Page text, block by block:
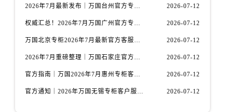
天津市和平区赤峰道136号天津国际金融中心26层2603室万国售后服务中心（需提前预约）
2026年7月最新发布｜万国台州官方专柜客户服务热线与专柜信息攻略 2026-07-12
权威汇总！2026年7月万国广州官方专柜客户服务电话及门店名录 2026-07-12
万国北京专柜2026年7月最新官方客服热线｜门店信息及服务攻略发布 2026-07-12
2026年7月重磅整理｜万国石家庄官方专柜服务电话&客户服务中心公告 2026-07-12
官方指南｜万国2026年7月惠州专柜客户服务热线与门店信息全攻略 2026-07-12
官方通知｜2026年万国无锡专柜客户服务热线全新升级（附7月最新专柜信息汇总） 2026-07-12